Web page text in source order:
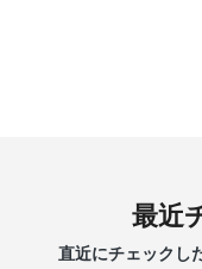
最近
直近にチェックし